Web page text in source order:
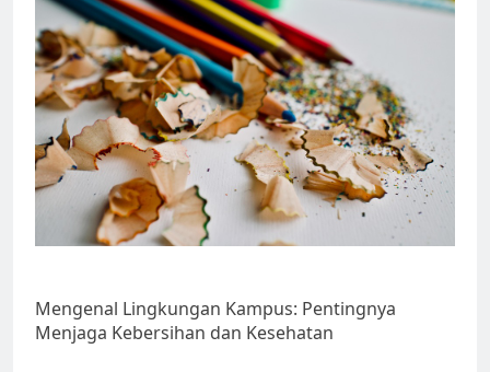
Mengenal Lingkungan Kampus: Pentingnya
Menjaga Kebersihan dan Kesehatan